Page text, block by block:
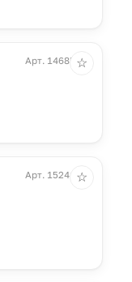
Арт. 14685.10
☆
Арт. 15241.50
☆